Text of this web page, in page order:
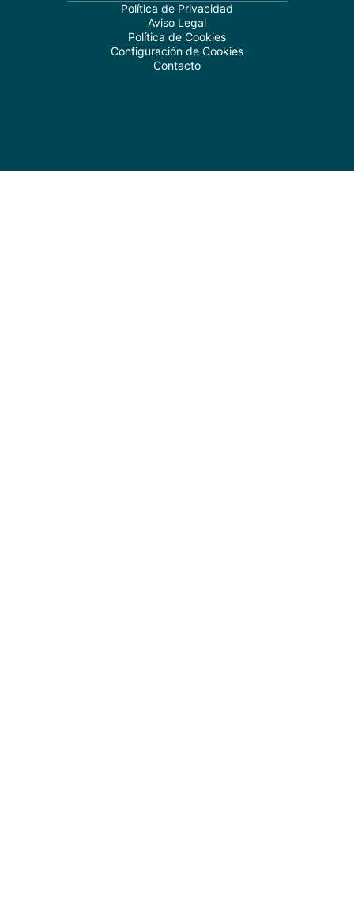
Política de Privacidad
Aviso Legal
Política de Cookies
Configuración de Cookies
Contacto